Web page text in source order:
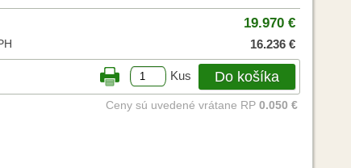
19.970 €
16.236 €
Kus Do košíka
Ceny sú uvedené vrátane RP 0.050 €